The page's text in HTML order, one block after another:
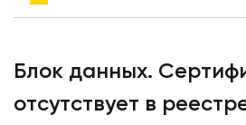
Блок данных.
отсутствует в